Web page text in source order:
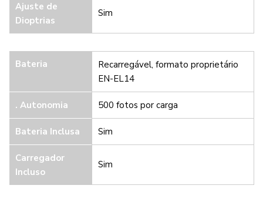
Ajuste de
Dioptrias
Sim
Bateria
Recarregável, formato proprietário
EN-EL14
. Autonomia 500 fotos por carga
Bateria Inclusa Sim
Carregador
Incluso
Sim